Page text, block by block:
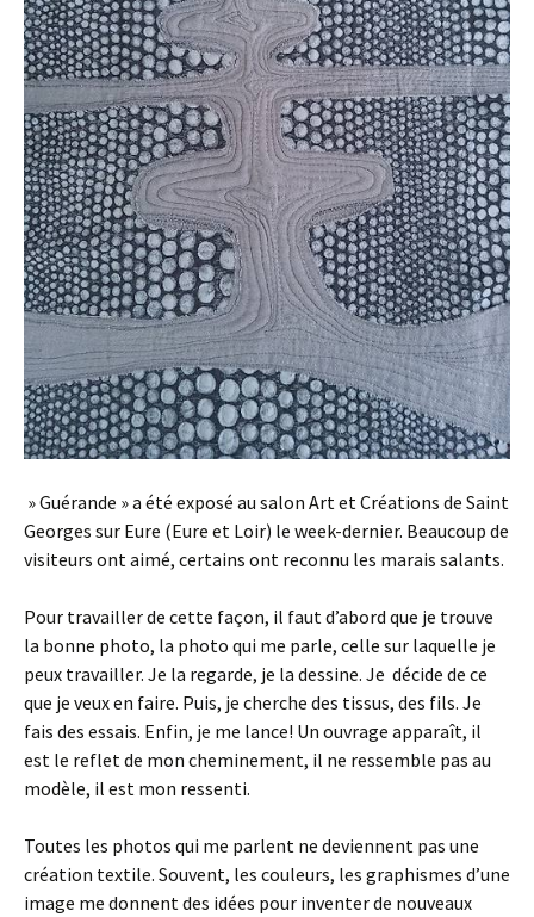
» Guérande » a été exposé au salon Art et Créations de Saint
Georges sur Eure (Eure et Loir) le week-dernier. Beaucoup de
visiteurs ont aimé, certains ont reconnu les marais salants.
Pour travailler de cette façon, il faut d’abord que je trouve
la bonne photo, la photo qui me parle, celle sur laquelle je
peux travailler. Je la regarde, je la dessine. Je décide de ce
que je veux en faire. Puis, je cherche des tissus, des fils. Je
fais des essais. Enfin, je me lance! Un ouvrage apparaît, il
est le reflet de mon cheminement, il ne ressemble pas au
modèle, il est mon ressenti.
Toutes les photos qui me parlent ne deviennent pas une
création textile. Souvent, les couleurs, les graphismes d’une
image me donnent des idées pour inventer de nouveaux